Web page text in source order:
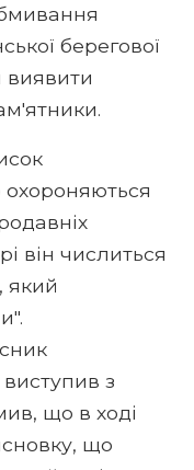
берегової
виявити
охороняються
він числиться
який
з
що в ході
що